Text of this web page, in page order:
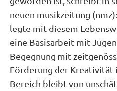
neuen musikzeitung
legte mit diesem
eine Basisarbeit mit
Begegnung mit
Förderung der Kreativität
Bereich bleibt von